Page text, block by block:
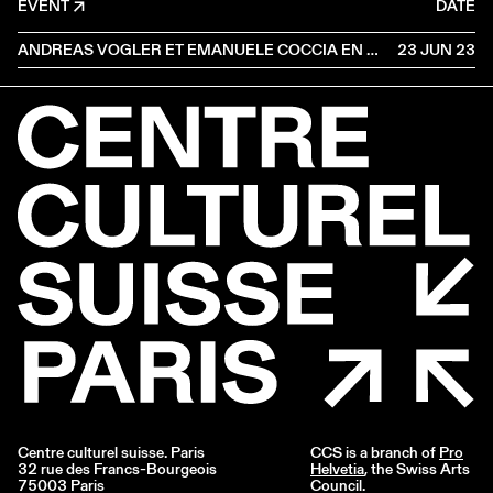
EVENT
DATE
ANDREAS VOGLER ET EMANUELE COCCIA EN CONVERSATION AVEC CHARLOTTE POUPON
23 JUN2023
Centre culturel suisse. Paris
32 rue des Francs-Bourgeois
75003 Paris
CCS is a branch of Pro
Helvetia, the Swiss Arts
Council.